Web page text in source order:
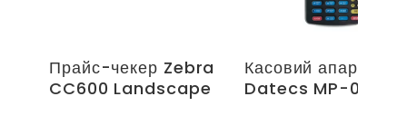
Прайс-чекер Zebra
CC600 Landscape
Касовий апарат
Datecs MP-01